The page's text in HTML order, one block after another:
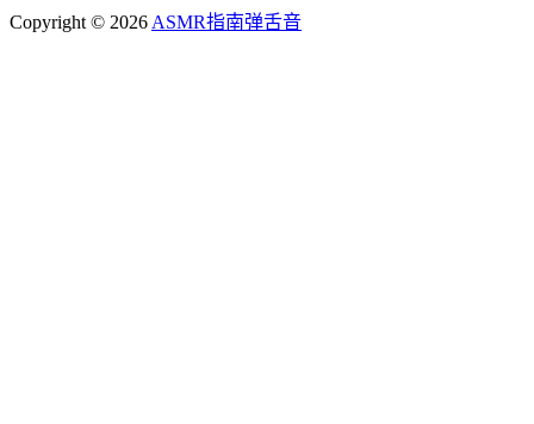
Copyright © 2026 ASMR指南弹舌音